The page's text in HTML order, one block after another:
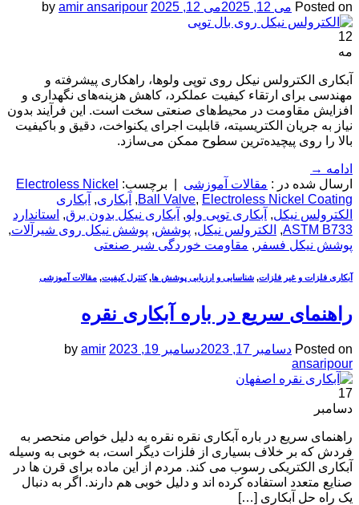
Posted on می 12, 2025 می 12, 2025 by amir ansaripour
12
مه
آبکاری الکترولس نیکل روی توپی‌ ولوها، راهکاری پیشرفته و
مهندسی برای ارتقاء کیفیت عملکرد، کاهش هزینه‌های نگهداری و
افزایش مقاومت در محیط‌های صنعتی سخت است. این فرآیند بدون
نیاز به جریان الکتریسیته، قابلیت اجرای یکنواخت، دقیق و باکیفیت
بالا را روی پیچیده‌ترین سطوح ممکن می‌سازد.
ادامه →
ارسال شده در : مقالات آموزشی برچسب: Electroless Nickel
Ball Valve, Electroless Nickel Coating
, آبکاری, آبکاری
الکترولس نیکل, آبکاری توپی ولو, آبکاری نیکل بدون برق, استاندارد
ASTM B733
, الکترولس نیکل, پوشش, پوشش نیکل روی شیرآلات,
پوشش نیکل فسفر , مقاومت خوردگی شیر صنعتی
آبکاری فلزات و غیر فلزات, شناسایی و ارزیابی پوشش ها,کنترل کیفیت, مقالات آموزشی
راهنمای سریع در باره آبکاری نقره
Posted on دسامبر 17, 2023 دسامبر 19, 2023 by amir
ansaripour
17
دسامبر
راهنمای سریع در باره آبکاری نقره نقره به دلیل خواص منحصر به
‌فردش که بر خلاف بسیاری از فلزات دیگر است، به خوبی به وسیله
آبکاری الکتریکی رسوب می کند. مردم از این ماده برای قرن ها در
صنایع متعدد استفاده کرده اند و دلیل خوبی هم دارند. اگر به دنبال
یک راه حل آبکاری […]